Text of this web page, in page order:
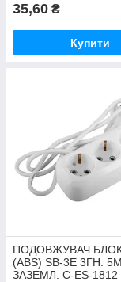
35,60 ₴
Купити
ПОДОВЖУВАЧ
(ABS) SB-3E 3ГН.
ЗАЗЕМЛ. C-ES-1812